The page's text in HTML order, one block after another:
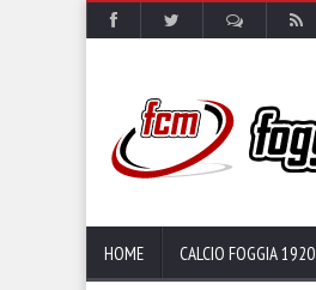
HOME CALCIO FOGGIA 1920